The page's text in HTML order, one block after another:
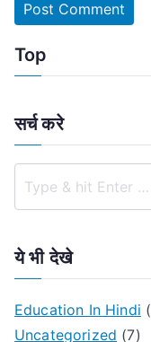
Top
सर्च करे
ये भी देखे
Education In Hindi
Uncategorized (7)